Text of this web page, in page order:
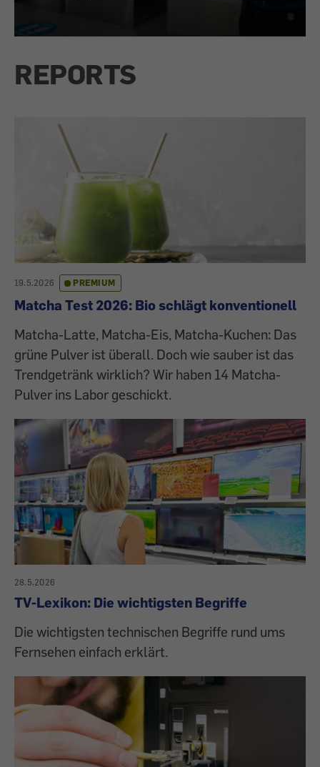
REPORTS
19.5.2026 PREMIUM
Matcha Test 2026: Bio schlägt konventionell
Matcha-Latte, Matcha-Eis, Matcha-Kuchen: Das
grüne Pulver ist überall. Doch wie sauber ist das
Trendgetränk wirklich? Wir haben 14 Matcha-
Pulver ins Labor geschickt.
28.5.2026
TV-Lexikon: Die wichtigsten Begriffe
Die wichtigsten technischen Begriffe rund ums
Fernsehen einfach erklärt.